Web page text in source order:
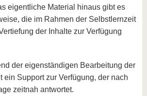
eigentliche Material hinaus gibt es
die im Rahmen der Selbstlernzeit
der Inhalte zur Verfügung
der eigenständigen Bearbeitung der
ein Support zur Verfügung, der nach
zeitnah antwortet.